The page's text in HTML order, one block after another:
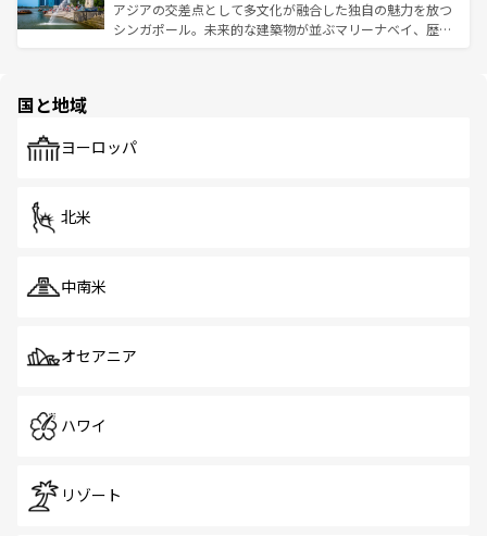
た文化、そして多様な観光資源が、訪れる旅人を魅了し続
ける。 なお、新着のタイ情報はコンテンツ一覧を参照して
うな絶景から文化的な体験まで、香港を存分に楽しみ尽く
そう。 なお、新着の香港情報はコンテンツ一覧を参照して
アジアの交差点として多文化が融合した独自の魅力を放つ
シンガポール。未来的な建築物が並ぶマリーナベイ、歴史
で、ホーカーズは地元の風情を楽しめる外せないスポット
国と地域
ヨーロッパ
北米
中南米
オセアニア
ハワイ
リゾート